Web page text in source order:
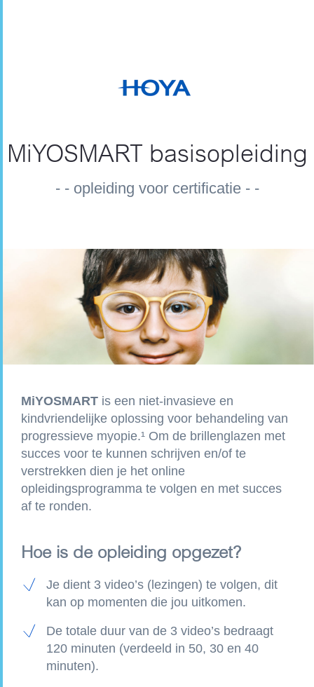
MiYOSMART basisopleiding
- - opleiding voor certificatie - -
MiYOSMART is een niet-invasieve en
kindvriendelijke oplossing voor behandeling van
progressieve myopie.¹ Om de brillenglazen met
succes voor te kunnen schrijven en/of te
verstrekken dien je het online
opleidingsprogramma te volgen en met succes
af te ronden.
Hoe is de opleiding opgezet?
Je dient 3 video’s (lezingen) te volgen, dit
kan op momenten die jou uitkomen.
De totale duur van de 3 video’s bedraagt
120 minuten (verdeeld in 50, 30 en 40
minuten).